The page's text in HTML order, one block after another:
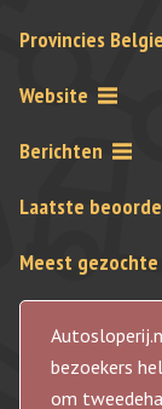
Provincies Belgie
Website
Berichten
Laatste
Meest
bezoekers
om